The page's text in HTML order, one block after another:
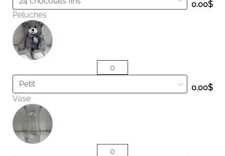
0.00$
Peluches
0.00$
Vase